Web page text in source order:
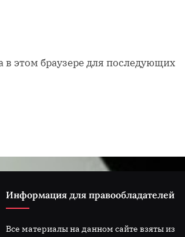
в этом браузере для последующих
Информация для правообладателей
Все материалы на данном сайте взяты из